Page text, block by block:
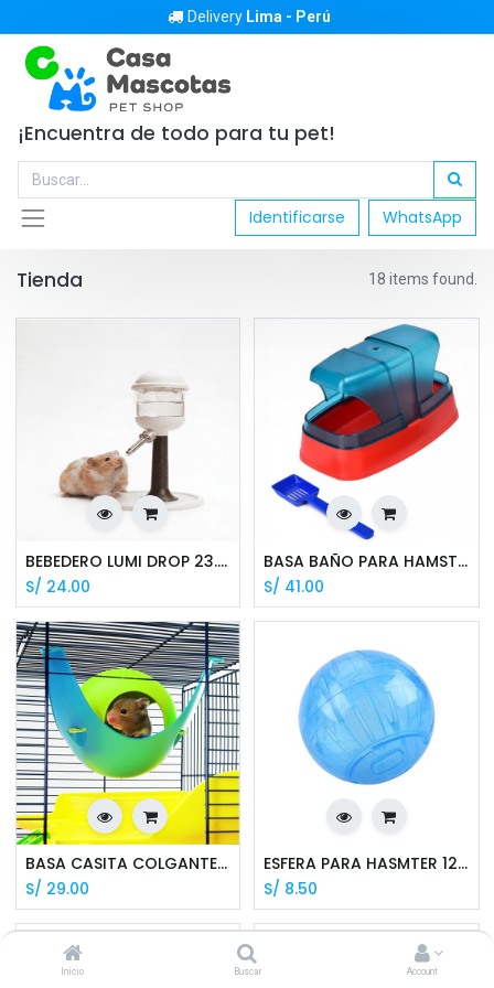
Inicio Buscar Account
Delivery Lima - Perú
¡Encuentra de todo para tu pet!
Identificarse WhatsApp
Tienda 18 items found.
BEBEDERO LUMI DROP 23.6*14.5*13.4 CM - KN5980115
S/ 24.00
BASA BAÑO PARA HAMSTER CON PALA
S/ 41.00
BASA CASITA COLGANTE PARA HAMSTER SPUTNICK
S/ 29.00
ESFERA PARA HASMTER 12 CM
S/ 8.50